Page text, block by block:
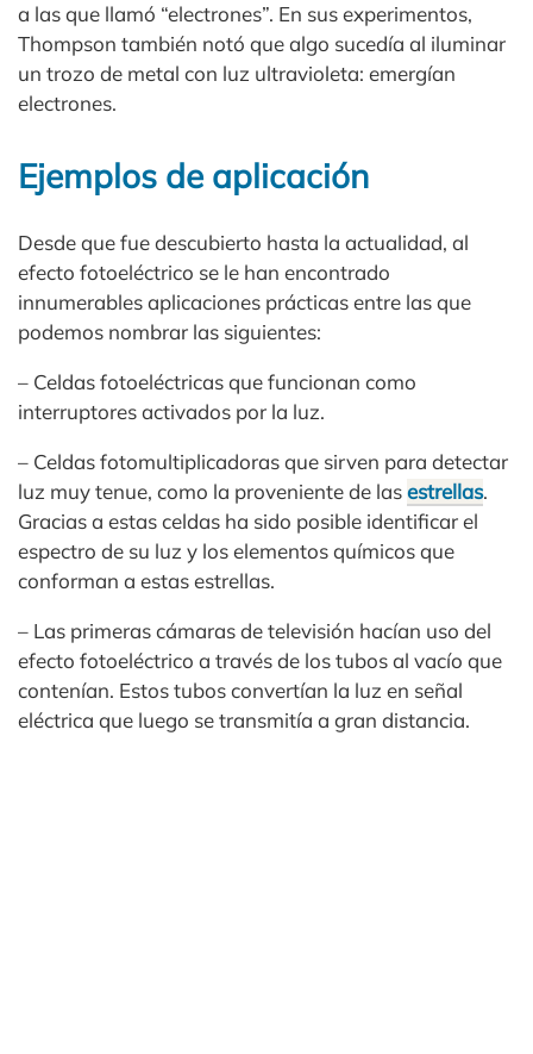
a las que llamó “electrones”. En sus experimentos,
Thompson también notó que algo sucedía al iluminar
un trozo de metal con luz ultravioleta: emergían
electrones.
Ejemplos de aplicación
Desde que fue descubierto hasta la actualidad, al
efecto fotoeléctrico se le han encontrado
innumerables aplicaciones prácticas entre las que
podemos nombrar las siguientes:
– Celdas fotoeléctricas que funcionan como
interruptores activados por la luz.
– Celdas fotomultiplicadoras que sirven para detectar
luz muy tenue, como la proveniente de lasestrellas.
Gracias a estas celdas ha sido posible identificar el
espectro de su luz y los elementos químicos que
conforman a estas estrellas.
– Las primeras cámaras de televisión hacían uso del
efecto fotoeléctrico a través de los tubos al vacío que
contenían. Estos tubos convertían la luz en señal
eléctrica que luego se transmitía a gran distancia.